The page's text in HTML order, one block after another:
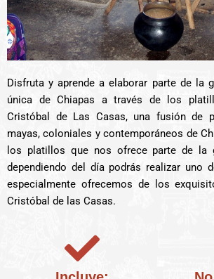
Disfruta y aprende a elaborar parte de la
única de Chiapas a través de los
Cristóbal de Las Casas, una fusión de
mayas, coloniales y contemporáneos de
los platillos que nos ofrece parte de la
dependiendo del día podrás realizar uno
especialmente ofrecemos de los
Cristóbal de las Casas.